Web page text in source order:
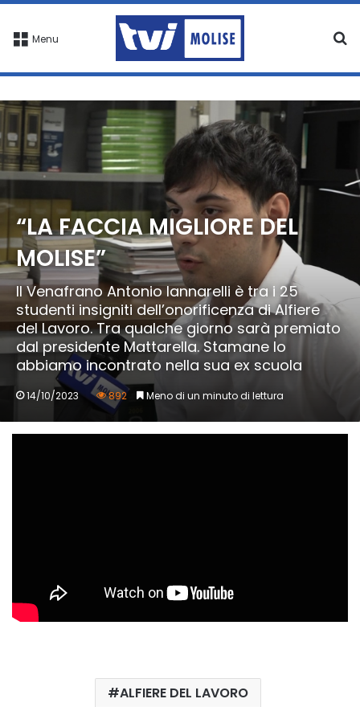
Menu
“LA FACCIA MIGLIORE DEL
MOLISE”
Il Venafrano Antonio Iannarelli è tra i 25
studenti insigniti dell’onorificenza di Alfiere
del Lavoro. Tra qualche giorno sarà premiato
dal presidente Mattarella. Stamane lo
abbiamo incontrato nella sua ex scuola
14/10/2023 892 Meno di un minuto di lettura
ALFIERE DEL LAVORO